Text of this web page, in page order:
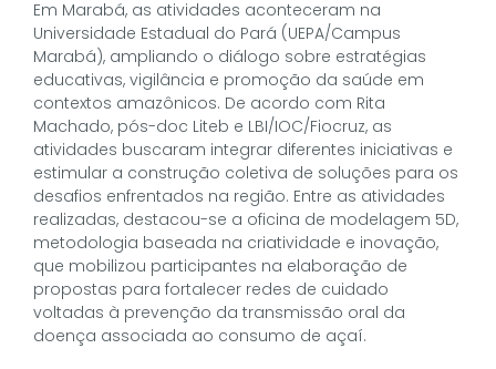
Em Marabá, as atividades aconteceram na
Universidade Estadual do Pará (UEPA/Campus
Marabá), ampliando o diálogo sobre estratégias
educativas, vigilância e promoção da saúde em
contextos amazônicos. De acordo com Rita
Machado, pós-doc Liteb e LBI/IOC/Fiocruz, as
atividades buscaram integrar diferentes iniciativas e
estimular a construção coletiva de soluções para os
desafios enfrentados na região. Entre as atividades
realizadas, destacou-se a oficina de modelagem 5D,
metodologia baseada na criatividade e inovação,
que mobilizou participantes na elaboração de
propostas para fortalecer redes de cuidado
voltadas à prevenção da transmissão oral da
doença associada ao consumo de açaí.